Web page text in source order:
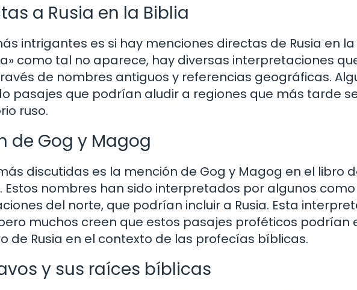
a Rusia en la Biblia
intrigantes es si hay menciones directas de Rusia en la
como tal no aparece, hay diversas interpretaciones
de nombres antiguos y referencias geográficas.
pasajes que podrían aludir a regiones que más tarde
ruso.
de Gog y Magog
discutidas es la mención de Gog y Magog en el libro
Estos nombres han sido interpretados por algunos como
del norte, que podrían incluir a Rusia. Esta
muchos creen que estos pasajes proféticos podrían
de Rusia en el contexto de las profecías bíblicas.
y sus raíces bíblicas